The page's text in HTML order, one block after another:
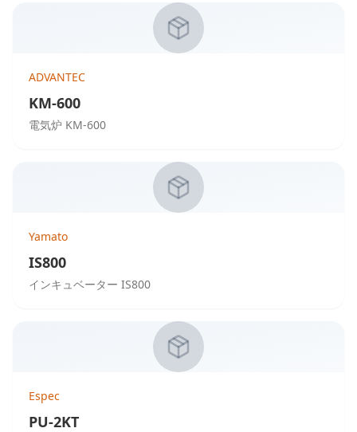
ADVANTEC
KM-600
電気炉 KM-600
Yamato
IS800
インキュベーター IS800
Espec
PU-2KT